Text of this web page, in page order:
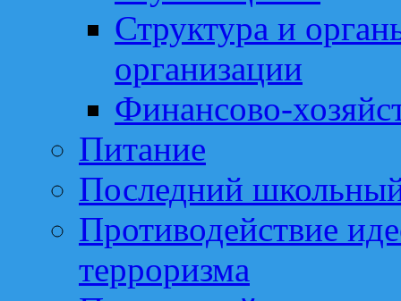
Структура и
организации
Финансово-
Питание
Последний
Противодействие
терроризма